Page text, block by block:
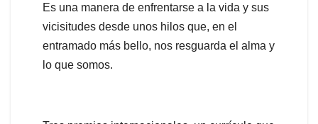
Es una manera de enfrentarse a la vida y sus
vicisitudes desde unos hilos que, en el
entramado más bello, nos resguarda el alma y
lo que somos.